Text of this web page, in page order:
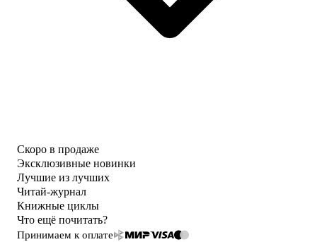
Скоро в продаже
Эксклюзивные новинки
Лучшие из лучших
Читай-журнал
Книжные циклы
Что ещё почитать?
Принимаем к оплате